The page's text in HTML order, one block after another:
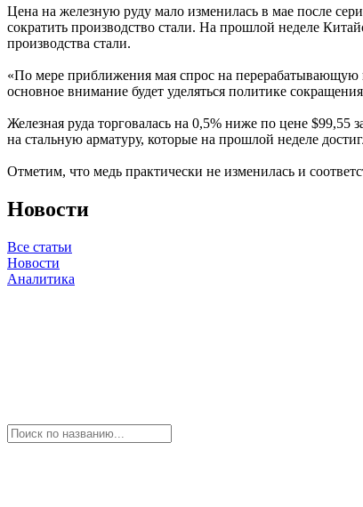
Цена на железную руду мало изменилась в мае после
сократить производство стали. На прошлой неделе
производства стали.
«По мере приближения мая спрос на перерабатывающую
основное внимание будет уделяться политике
Железная руда торговалась на 0,5% ниже по цене
на стальную арматуру, которые на прошлой неделе
Отметим, что медь практически не изменилась и
Новости
Все статьи
Новости
Аналитика